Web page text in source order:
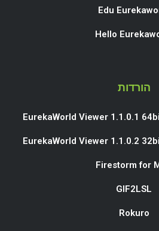
Edu
Hello
הורדות
EurekaWorld Viewer 1.1.0.1
EurekaWorld Viewer 1.1.0.2
Firestorm for
GIF2LSL
Rokuro